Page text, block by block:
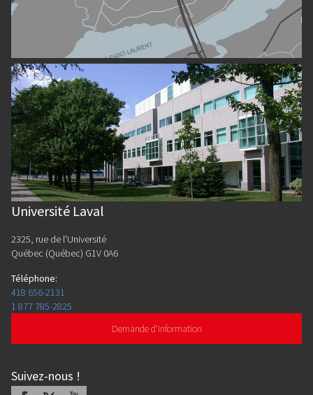
Université Laval
2325, rue de l'Université
Québec (Québec) G1V 0A6
Téléphone:
418 656-2131
1 877 785-2825
Demande d'information
Suivez-nous !
Facebook Youtube